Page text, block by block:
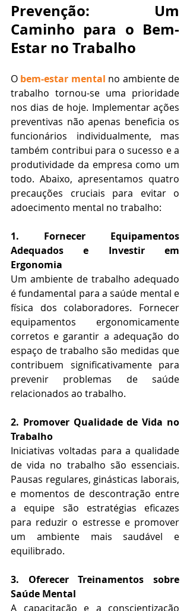
Prevenção: Um
Caminho para o Bem-
Estar no Trabalho
O bem-estar mental no ambiente de
trabalho tornou-se uma prioridade
nos dias de hoje. Implementar ações
preventivas não apenas beneficia os
funcionários individualmente, mas
também contribui para o sucesso e a
produtividade da empresa como um
todo. Abaixo, apresentamos quatro
precauções cruciais para evitar o
adoecimento mental no trabalho:
1. Fornecer Equipamentos
Adequados e Investir em
Ergonomia
Um ambiente de trabalho adequado
é fundamental para a saúde mental e
física dos colaboradores. Fornecer
equipamentos ergonomicamente
corretos e garantir a adequação do
espaço de trabalho são medidas que
contribuem significativamente para
prevenir problemas de saúde
relacionados ao trabalho.
2. Promover Qualidade de Vida no
Trabalho
Iniciativas voltadas para a qualidade
de vida no trabalho são essenciais.
Pausas regulares, ginásticas laborais,
e momentos de descontração entre
a equipe são estratégias eficazes
para reduzir o estresse e promover
um ambiente mais saudável e
equilibrado.
3. Oferecer Treinamentos sobre
Saúde Mental
A capacitação e a conscientização